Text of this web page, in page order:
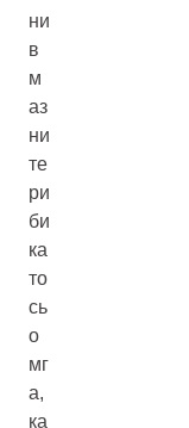
ни
в
м
аз
ни
те
ри
би
ка
то
сь
о
мг
а,
ка